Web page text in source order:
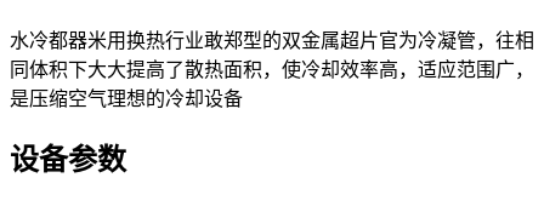
水冷都器米用换热行业敢郑型的双金属超片官为冷凝管，往相
同体积下大大提高了散热面积，使冷却效率高，适应范围广，
是压缩空气理想的冷却设备
设备参数